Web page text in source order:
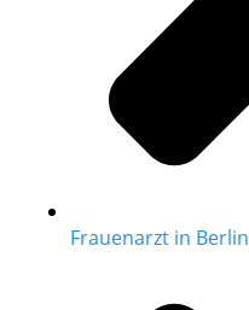
Frauenarzt in Berlin